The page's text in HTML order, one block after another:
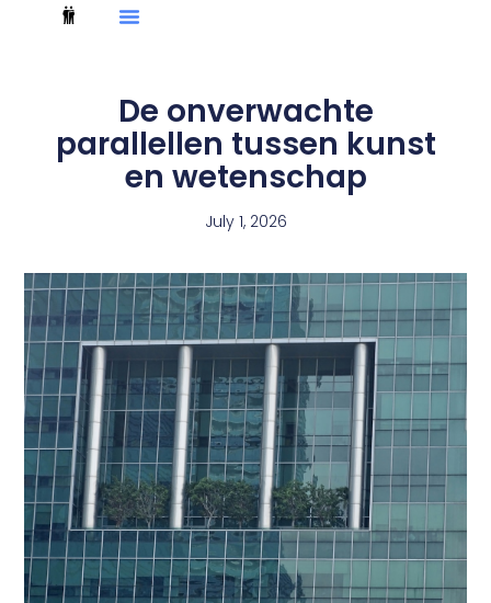
De onverwachte
parallellen tussen kunst
en wetenschap
July 1, 2026